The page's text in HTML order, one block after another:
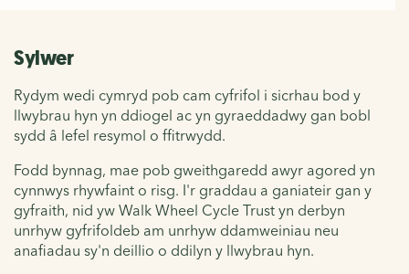
Sylwer
Rydym wedi cymryd pob cam cyfrifol i sicrhau bod y
llwybrau hyn yn ddiogel ac yn gyraeddadwy gan bobl
sydd â lefel resymol o ffitrwydd.
Fodd bynnag, mae pob gweithgaredd awyr agored yn
cynnwys rhywfaint o risg. I'r graddau a ganiateir gan y
gyfraith, nid yw Walk Wheel Cycle Trust yn derbyn
unrhyw gyfrifoldeb am unrhyw ddamweiniau neu
anafiadau sy'n deillio o ddilyn y llwybrau hyn.